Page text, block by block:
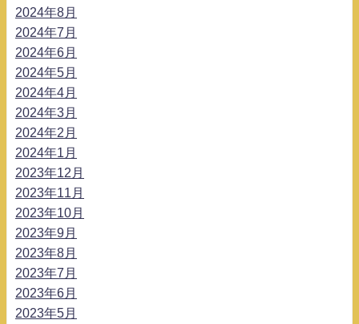
2024年8月
2024年7月
2024年6月
2024年5月
2024年4月
2024年3月
2024年2月
2024年1月
2023年12月
2023年11月
2023年10月
2023年9月
2023年8月
2023年7月
2023年6月
2023年5月